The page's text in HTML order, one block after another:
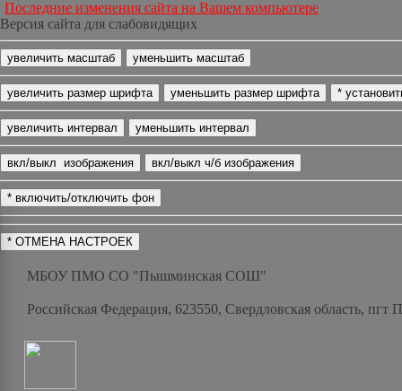
Последние изменения сайта на Вашем компьютере
Версия сайта для слабовидящих
МБОУ ПМО СО "Пышминская СОШ"
Российская Федерация, 623550, Свердловская область,